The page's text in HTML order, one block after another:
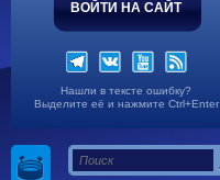
ВОЙТИ НА САЙТ
Нашли в тексте ошибку?
Выделите её и нажмите Ctrl+Enter